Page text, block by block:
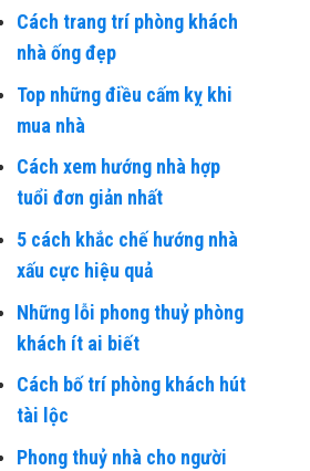
Cách trang trí phòng khách
nhà ống đẹp
Top những điều cấm kỵ khi
mua nhà
Cách xem hướng nhà hợp
tuổi đơn giản nhất
5 cách khắc chế hướng nhà
xấu cực hiệu quả
Những lỗi phong thuỷ phòng
khách ít ai biết
Cách bố trí phòng khách hút
tài lộc
Phong thuỷ nhà cho người